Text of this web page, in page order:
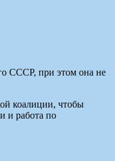
СССР, при этом она не
коалиции, чтобы
и работа по